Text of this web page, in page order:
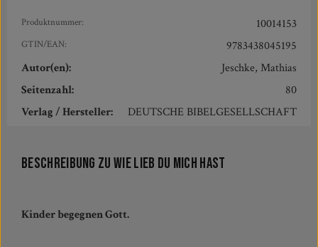
Produktnummer: 10014153
GTIN/EAN:
9783438045195
Autor(en):
Jeschke, Mathias
Seitenzahl:
80
Verlag / Hersteller:
DEUTSCHE BIBELGESELLSCHAFT
Beschreibung zu Wie lieb du mich hast
Kinder begegnen Gott.